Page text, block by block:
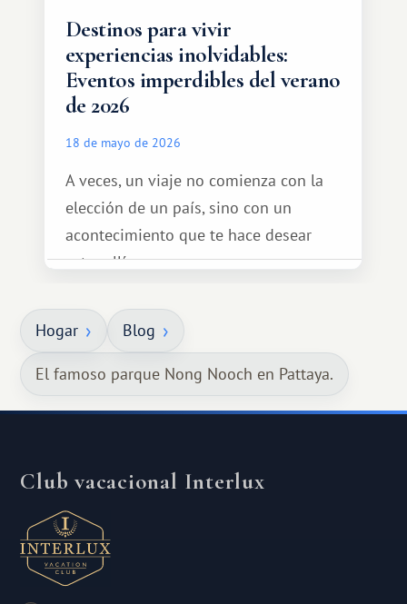
Destinos para vivir
experiencias inolvidables:
Eventos imperdibles del verano
de 2026
18 de mayo de 2026
A veces, un viaje no comienza con la
elección de un país, sino con un
acontecimiento que te hace desear
estar allí...
Hogar Blog
El famoso parque Nong Nooch en Pattaya.
Club vacacional Interlux